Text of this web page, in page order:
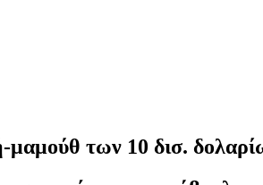
των 10 δισ.